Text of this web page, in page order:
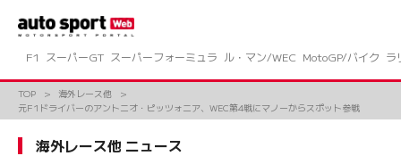
ツ
キ
F1 スーパーGT スーパーフォーミュラ ル・マン/WEC MotoGP/バイク ラ
TOP
海外レース他
元F1ドライバーのアントニオ・ピッツォニア、WEC第4戦にマノーからスポット参戦
海外レース他 ニュース